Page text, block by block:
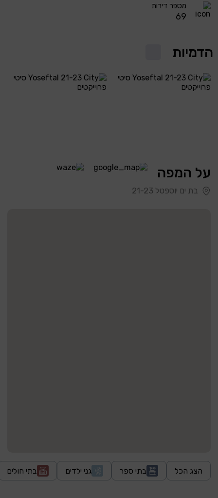
מספר דירות
69
הדמיות
על המפה
בת ים יוספטל 21-23
הצג הכל בתי ספר גני ילדים בתי חולים